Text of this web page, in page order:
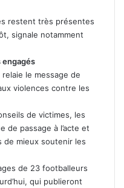
restent très présentes
signale notamment
engagés
le message de
violences contre les
de victimes, les
de passage à l’acte et
de mieux soutenir les
de 23 footballeurs
qui publieront